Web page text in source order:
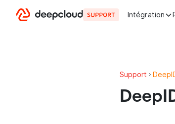
Intégration
Support